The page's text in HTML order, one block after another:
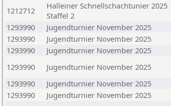
1212712
Halleiner Schnellschachtunier 2025
Staffel 2
1293990
Jugendturnier November 2025
1293990
Jugendturnier November 2025
1293990
Jugendturnier November 2025
1293990
Jugendturnier November 2025
1293990
Jugendturnier November 2025
1293990
Jugendturnier November 2025